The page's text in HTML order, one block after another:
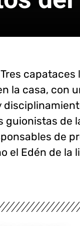
capataces
la casa, con
guionistas de
de
el Edén de la